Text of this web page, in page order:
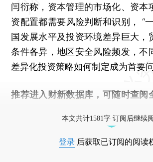
闫衍称，资本管理的市场化、资本
资配置都需要风险判断和识别， “
国发展水平及投资环境差异巨大，
条件各异，地区安全风险频发，不
差异化投资策略如何制定成为首要问
推荐进入 财新数据库 ，可随时查
本文共计1581字 订阅后继续
登录 后获取已订阅的阅读